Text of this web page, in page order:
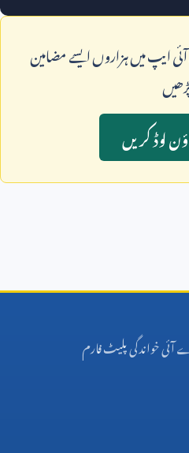
ايپ ميں ہزاروں ايسے مضامين
لوڈ کريں
خواندگی پلیٹ فارم